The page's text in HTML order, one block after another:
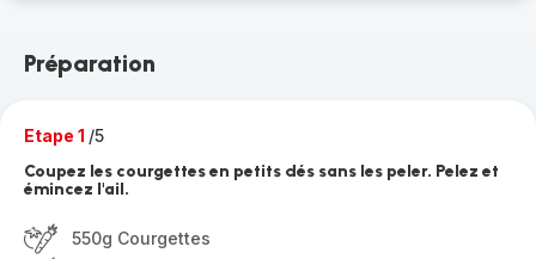
Préparation
Etape 1 /5
Coupez les courgettes en petits dés sans les peler. Pelez et
émincez l'ail.
550g Courgettes